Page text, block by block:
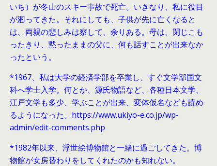
いち）が冬山のスキー事故で死亡。いきなり、私に役目
が廻ってきた。それにしても、子供が先に亡くなると
は、両親の悲しみは察して、余りある。母は、閉じこも
ったきり、黙ったままの父に、何も話すことが出来なか
ったという。
*1967、私は大学の経済学部を卒業し、すぐ文学部国文
科へ学士入学。何とか、源氏物語など、各種日本文学、
江戸文学も多少、学ぶことが出来、変体仮名なども読め
るようになった。https://www.ukiyo-e.co.jp/wp-
admin/edit-comments.php
*1982年以来、浮世絵博物館と一緒に過ごしてきた。博
物館が女房替わりをしてくれたのかも知れない。